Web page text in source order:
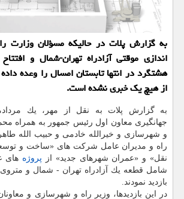
به گزارش پلات در حالیكه مسؤلان وزارت
اندازی موقتی آزادراه تهران-شمال و
هشتگرد در انتها تابستان امسال را وعده داده
از هیچ یك خبری نشده است.
به گزارش پلات به نقل از مهر، یك
جهانگیری معاون اول رئیس جمهور به همراه
و شهرسازی و خیرالله خادمی و حبیب الله
راه و مدیران عامل شركت های «ساخت و
نقل» و «عمران شهرهای جدید» از پروژه های
شامل قطعه یك آزادراه تهران - شمال و متروی
بازدید نمودند.
در این بازدیدها، وزیر راه و شهرسازی و